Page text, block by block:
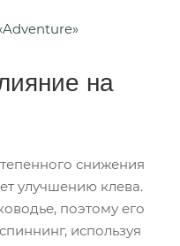
на
снижения
улучшению клева.
поэтому его
используя